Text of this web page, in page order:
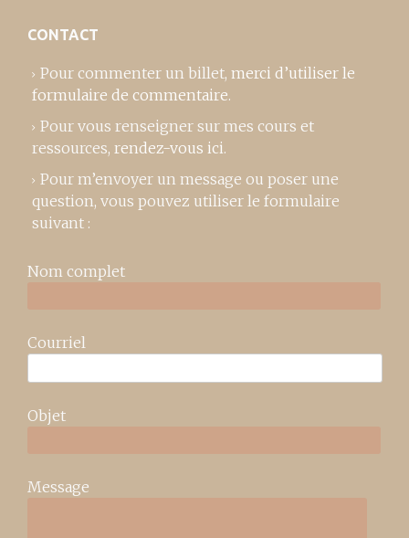
CONTACT
Pour commenter un billet, merci d’utiliser le
formulaire de commentaire.
Pour vous renseigner sur mes cours et
ressources, rendez-vous ici.
Pour m’envoyer un message ou poser une
question, vous pouvez utiliser le formulaire
suivant :
Nom complet
Courriel
Objet
Message